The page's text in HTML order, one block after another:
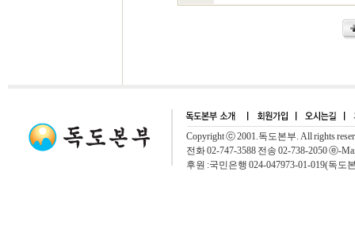
Copyright ⓒ 2001.독도본부. All rights
전화 02-747-3588 전송 02-738-2050 ⓔ-
후원 :국민은행 024-047973-01-019(독도